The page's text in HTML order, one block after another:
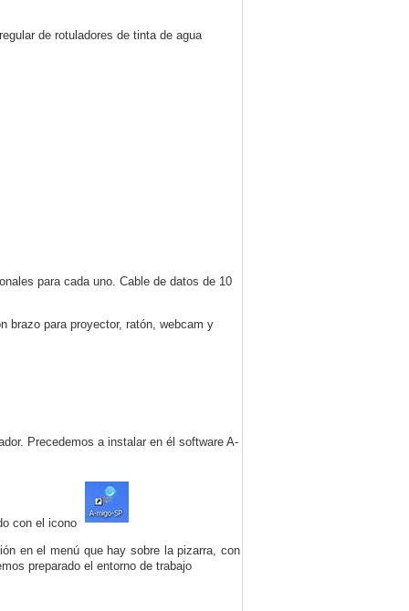
de rotuladores de tinta de agua
para cada uno. Cable de datos de 10
brazo para proyector, ratón, webcam y
Precedemos a instalar en él software A-
con el icono
en el menú que hay sobre la pizarra, con
preparado el entorno de trabajo